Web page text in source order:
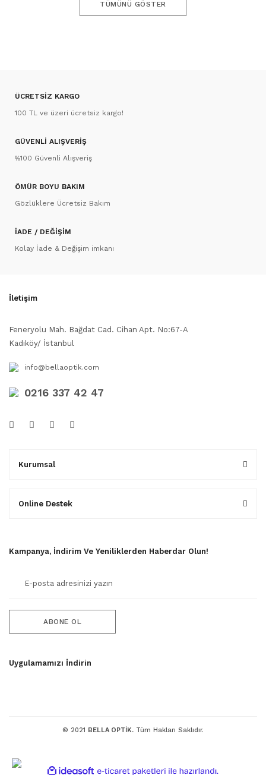
TÜMÜNÜ GÖSTER
ÜCRETSİZ KARGO
100 TL ve üzeri ücretsiz kargo!
GÜVENLİ ALIŞVERİŞ
%100 Güvenli Alışveriş
ÖMÜR BOYU BAKIM
Gözlüklere Ücretsiz Bakım
İADE / DEĞİŞİM
Kolay İade & Değişim imkanı
İletişim
Feneryolu Mah. Bağdat Cad. Cihan Apt. No:67-A
Kadıköy/ İstanbul
info@bellaoptik.com
0216 337 42 47
Kurumsal
Online Destek
Kampanya, İndirim Ve Yeniliklerden Haberdar Olun!
ABONE OL
Uygulamamızı İndirin
© 2021 BELLA OPTİK. Tüm Hakları Saklıdır.
ideasoft e-